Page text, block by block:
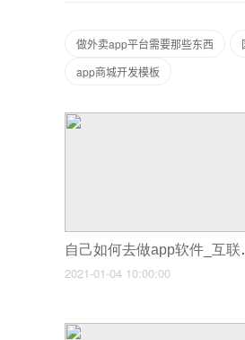
做外卖app平台需要那些东西
app商城开发模板
自己如
2021-01-04 10:00:00